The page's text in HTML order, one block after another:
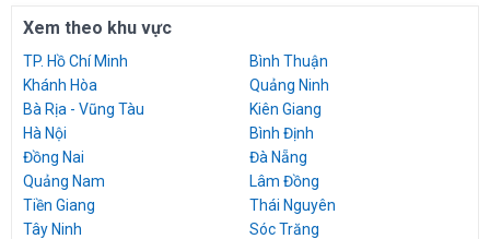
Xem theo khu vực
TP. Hồ Chí Minh
Bình Thuận
Khánh Hòa
Quảng Ninh
Bà Rịa - Vũng Tàu
Kiên Giang
Hà Nội
Bình Định
Đồng Nai
Đà Nẵng
Quảng Nam
Lâm Đồng
Tiền Giang
Thái Nguyên
Tây Ninh
Sóc Trăng